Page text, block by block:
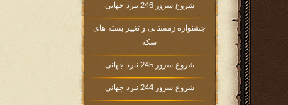
شروع سرور 246 نبرد جهانی
جشنواره زمستانی و تغییر بسته های
سکه
شروع سرور 245 نبرد جهانی
شروع سرور 244 نبرد جهانی